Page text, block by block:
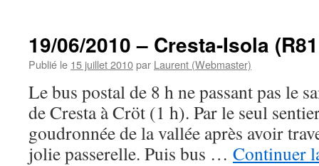
19/06/2010 – Cresta-Isola
Publié le 15 juillet 2010par Laurent (Webmaster)
Le bus postal de 8 h ne passant pas le
de Cresta à Cröt (1 h). Par le seul
goudronnée de la vallée après avoir
jolie passerelle. Puis bus … Continuer